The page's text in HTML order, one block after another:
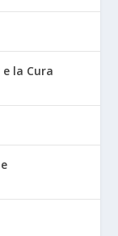
la Cura